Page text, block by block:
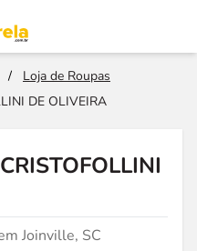
/
Loja de Roupas
DE OLIVEIRA
Joinville, SC